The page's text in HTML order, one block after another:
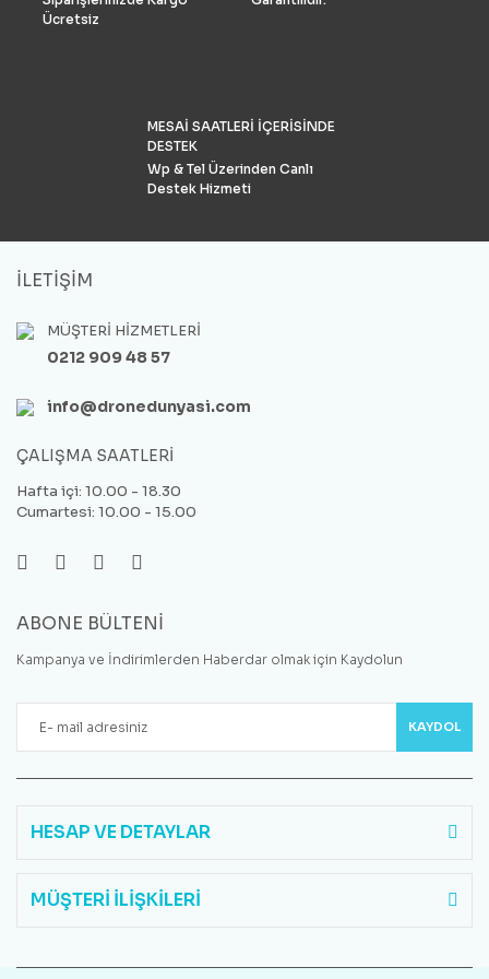
Ücretsiz
MESAİ SAATLERİ İÇERİSİNDE
DESTEK
Wp & Tel Üzerinden Canlı
Destek Hizmeti
İLETİŞİM
MÜŞTERİ HİZMETLERİ
0212 909 48 57
info@dronedunyasi.com
ÇALIŞMA SAATLERİ
Hafta içi: 10.00 - 18.30
Cumartesi: 10.00 - 15.00
ABONE BÜLTENİ
Kampanya ve İndirimlerden Haberdar olmak için Kaydolun
KAYDOL
HESAP VE DETAYLAR
MÜŞTERİ İLİŞKİLERİ